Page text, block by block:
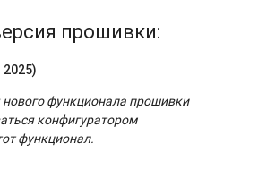
прошивки:
2025)
функционала прошивки
конфигуратором
функционал.